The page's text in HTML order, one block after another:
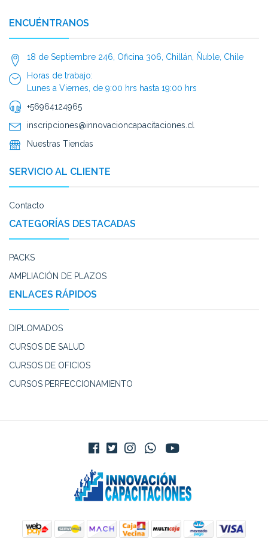
ENCUÉNTRANOS
18 de Septiembre 246, Oficina 306, Chillán, Ñuble, Chile
Horas de trabajo:
Lunes a Viernes, de 9:00 hrs hasta 19:00 hrs
+56964124965
inscripciones@innovacioncapacitaciones.cl
Nuestras Tiendas
SERVICIO AL CLIENTE
Contacto
CATEGORÍAS DESTACADAS
PACKS
AMPLIACIÓN DE PLAZOS
ENLACES RÁPIDOS
DIPLOMADOS
CURSOS DE SALUD
CURSOS DE OFICIOS
CURSOS PERFECCIONAMIENTO